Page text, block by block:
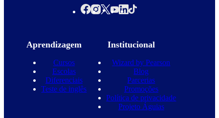
Aprendizagem
Cursos
Escolas
Diferenciais
Teste de inglês
Institucional
Wizard by Pearson
Blog
Parcerias
Promoções
Política de privacidade
Projeto Águias